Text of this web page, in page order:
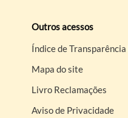
Outros acessos
Índice de
Mapa do site
Livro Reclamações
Aviso de Privacidade